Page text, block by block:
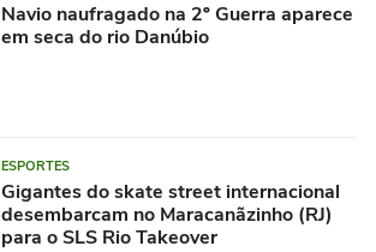
Navio naufragado na 2º Guerra aparece
em seca do rio Danúbio
ESPORTES
Gigantes do skate street internacional
desembarcam no Maracanãzinho (RJ)
para o SLS Rio Takeover